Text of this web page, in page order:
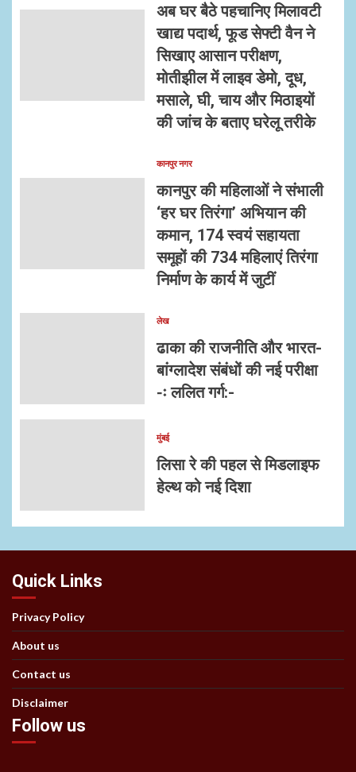
अब घर बैठे पहचानिए मिलावटी
खाद्य पदार्थ, फूड सेफ्टी वैन ने
सिखाए आसान परीक्षण,
मोतीझील में लाइव डेमो, दूध,
मसाले, घी, चाय और मिठाइयों
की जांच के बताए घरेलू तरीके
कानपुर नगर
कानपुर की महिलाओं ने संभाली
‘हर घर तिरंगा’ अभियान की
कमान, 174 स्वयं सहायता
समूहों की 734 महिलाएं तिरंगा
निर्माण के कार्य में जुटीं
लेख
ढाका की राजनीति और भारत-
बांग्लादेश संबंधों की नई परीक्षा
-ः ललित गर्ग:-
मुंबई
लिसा रे की पहल से मिडलाइफ
हेल्थ को नई दिशा
Quick Links
Privacy Policy
About us
Contact us
Disclaimer
Follow us